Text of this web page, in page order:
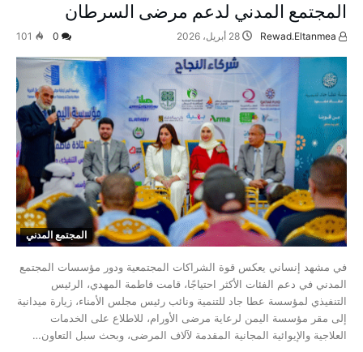
المجتمع المدني لدعم مرضى السرطان
28 أبريل، 2026 101
المجتمع المدني
في مشهد إنساني يعكس قوة الشراكات المجتمعية ودور مؤسسات المجتمع
المدني في دعم الفئات الأكثر احتياجًا، قامت فاطمة المهدي، الرئيس
التنفيذي لمؤسسة عطا جاد للتنمية ونائب رئيس مجلس الأمناء، زيارة ميدانية
إلى مقر مؤسسة اليمن لرعاية مرضى الأورام، للاطلاع على الخدمات
العلاجية والإيوائية المجانية المقدمة لآلاف المرضى، وبحث سبل التعاون…